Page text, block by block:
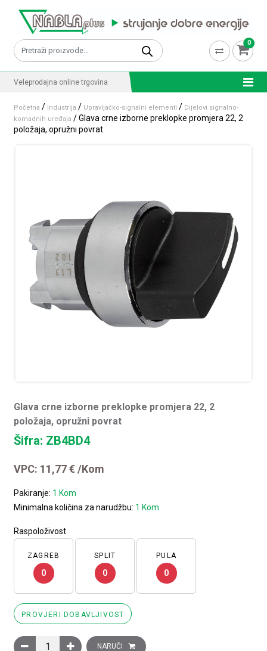
Pretraži: 0
Veleprodajna online trgovina
Početna / Industrija / Upravljačko-signalni elementi / Dijelovi signalno-
komadnih uređaja / Glava crne izborne preklopke promjera 22, 2
položaja, opružni povrat
Glava crne izborne preklopke promjera 22, 2
položaja, opružni povrat
Šifra: ZB4BD4
VPC: 11,77€ /Kom
Pakiranje: 1 Kom
Minimalna količina za narudžbu: 1 Kom
Raspoloživost
ZAGREB
0
SPLIT
0
PULA
0
PROVJERI DOBAVLJIVOST
Glava crne izborne preklopke promjera 22, 2 položaja,
NARUČI